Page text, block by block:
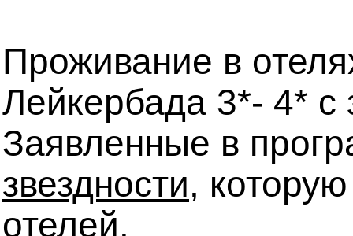
Проживание в
Лейкербада 3*- 4* с
Заявленные в
звездности,
отелей.